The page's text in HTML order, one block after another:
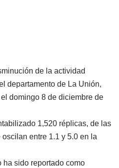
de la actividad
departamento de La Unión,
domingo 8 de diciembre de
1,520 réplicas, de las
entre 1.1 y 5.0 en la
ha sido reportado como